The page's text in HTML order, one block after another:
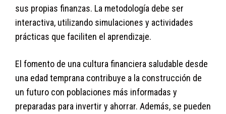
sus propias finanzas. La metodología debe ser
interactiva, utilizando simulaciones y actividades
prácticas que faciliten el aprendizaje.
El fomento de una cultura financiera saludable desde
una edad temprana contribuye a la construcción de
un futuro con poblaciones más informadas y
preparadas para invertir y ahorrar. Además, se pueden